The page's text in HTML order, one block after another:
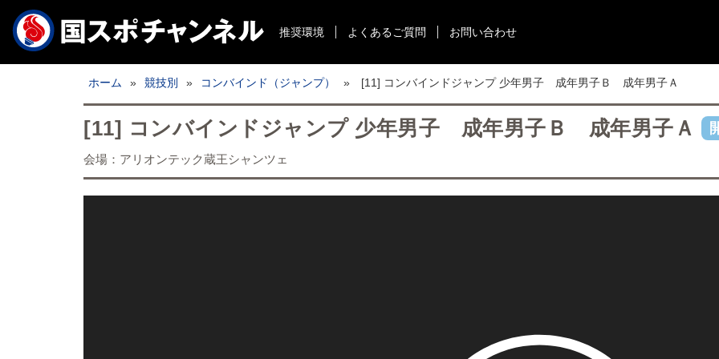
推奨環境 よくあるご質問 お問い合わせ
ホーム » 競技別 » コンバインド（ジャンプ） » [11] コンバインドジャンプ 少年男子 成年男子Ｂ 成年男子Ａ
[11] コンバインドジャンプ 少年男子 成年男子Ｂ 成年男子Ａ
会場：アリオンテック蔵王シャンツェ